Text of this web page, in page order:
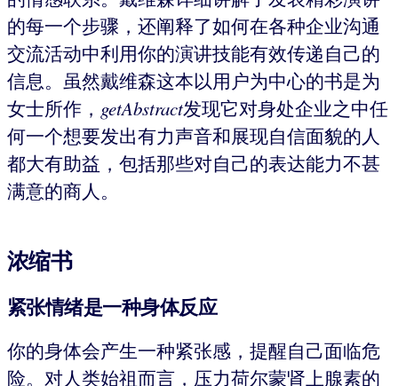
的每一个步骤，还阐释了如何在各种企业沟通
交流活动中利用你的演讲技能有效传递自己的
信息。虽然戴维森这本以用户为中心的书是为
女士所作， getAbstract发现它对身处企业之中任
何一个想要发出有力声音和展现自信面貌的人
都大有助益，包括那些对自己的表达能力不甚
满意的商人。
浓缩书
紧张情绪是一种身体反应
你的身体会产生一种紧张感，提醒自己面临危
险。对人类始祖而言，压力荷尔蒙肾上腺素的